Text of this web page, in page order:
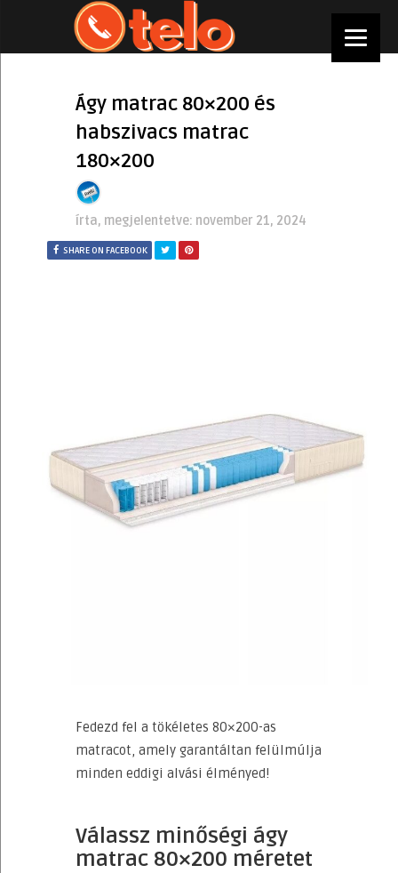
Ágy matrac 80×200 és
habszivacs matrac
180×200
írta, megjelentetve: november 21, 2024
SHARE ON FACEBOOK
Fedezd fel a tökéletes 80×200-as
matracot, amely garantáltan felülmúlja
minden eddigi alvási élményed!
Válassz minőségi ágy
matrac 80×200 méretet